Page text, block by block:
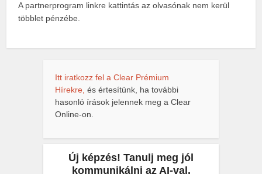
A partnerprogram linkre kattintás az olvasónak nem kerül
többlet pénzébe.
Itt iratkozz fel a Clear Prémium
Hírekre, és értesítünk, ha további
hasonló írások jelennek meg a Clear
Online-on.
Új képzés! Tanulj meg jól
kommunikálni az AI-val.